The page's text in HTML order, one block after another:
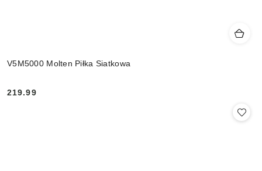
V5M5000 Molten Piłka Siatkowa
Cena:
219.99